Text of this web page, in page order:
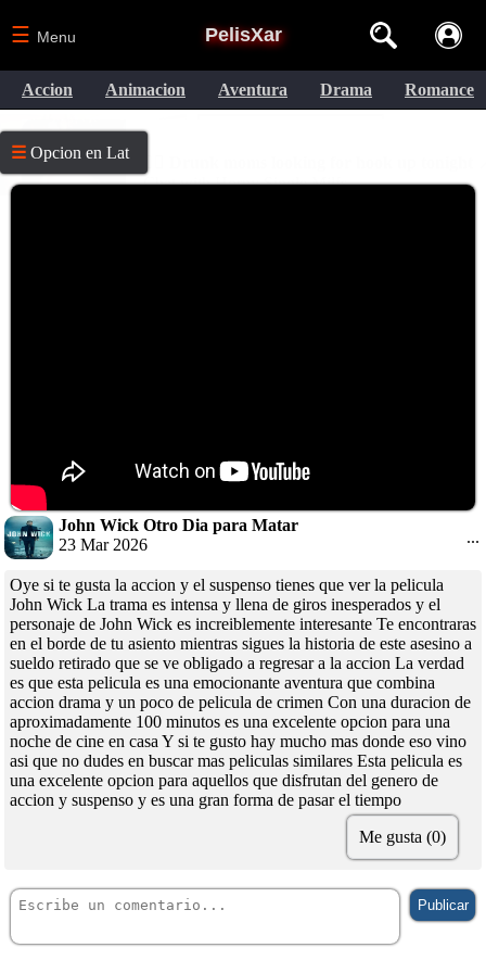
PelisXar
☰ Menu
Accion Animacion Aventura Drama Romance
☰ Opcion en Lat
John Wick Otro Dia para Matar
...
23 Mar 2026
Oye si te gusta la accion y el suspenso tienes que ver la pelicula
John Wick La trama es intensa y llena de giros inesperados y el
personaje de John Wick es increiblemente interesante Te encontraras
en el borde de tu asiento mientras sigues la historia de este asesino a
sueldo retirado que se ve obligado a regresar a la accion La verdad
es que esta pelicula es una emocionante aventura que combina
accion drama y un poco de pelicula de crimen Con una duracion de
aproximadamente 100 minutos es una excelente opcion para una
noche de cine en casa Y si te gusto hay mucho mas donde eso vino
asi que no dudes en buscar mas peliculas similares Esta pelicula es
una excelente opcion para aquellos que disfrutan del genero de
accion y suspenso y es una gran forma de pasar el tiempo
Me gusta (0)